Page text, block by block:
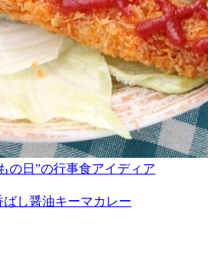
の日”の行事食アイディア
し醤油キーマカレー